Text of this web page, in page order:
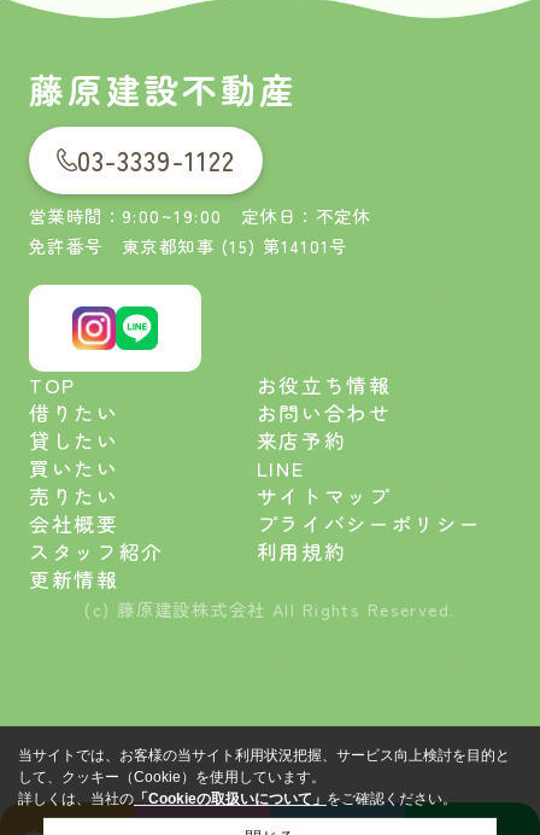
藤原建設不動産
03-3339-1122
営業時間：9:00~19:00 定休日：不定休
免許番号 東京都知事 (15) 第14101号
TOP
お役立ち情報
借りたい
お問い合わせ
貸したい
来店予約
買いたい
LINE
売りたい
サイトマップ
会社概要
プライバシーポリシー
スタッフ紹介
利用規約
更新情報
(c) 藤原建設株式会社 All Rights Reserved.
当サイトでは、お客様の当サイト利用状況把握、サービス向上検討を目的と
して、クッキー（Cookie）を使用しています。
詳しくは、当社の「Cookieの取扱いについて」をご確認ください。